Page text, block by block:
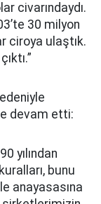
civarındaydı.
30 milyon
ciroya ulaştık.
devam etti:
yılından
bunu
anayasasına